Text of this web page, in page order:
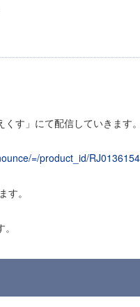
くす」にて配信していきます
=/product_id/
。